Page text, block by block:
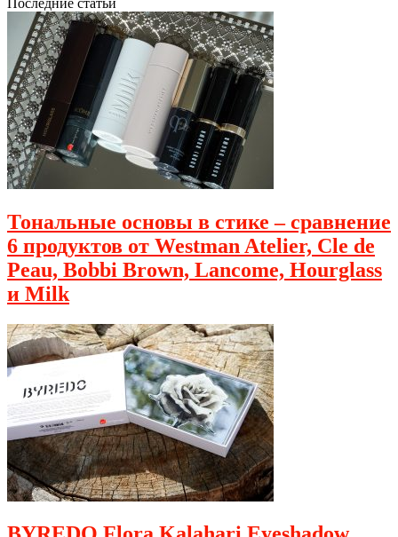
Тональные основы в стике – сравнение
6 продуктов от Westman Atelier, Cle de
Peau, Bobbi Brown, Lancome, Hourglass
и Milk